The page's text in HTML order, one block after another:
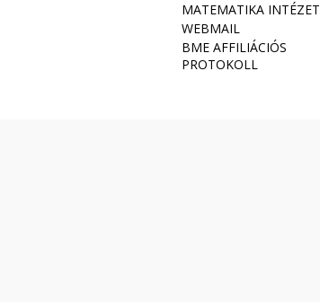
MATEMATIKA INTÉZET
WEBMAIL
BME AFFILIÁCIÓS
PROTOKOLL